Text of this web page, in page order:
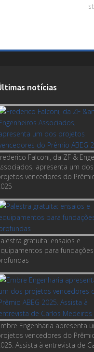
notícias
Falconi, da ZF &
apresenta um dos
vencedores do
gratuita: ensaios e
para fundações
Engenharia apresenta
vencedores do
Assista à entrevista de